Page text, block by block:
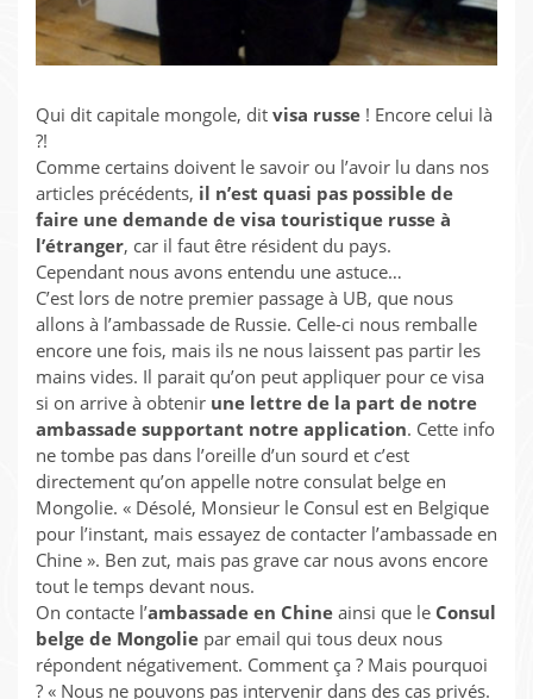
Qui dit capitale mongole, dit visa russe ! Encore celui là
?!
Comme certains doivent le savoir ou l’avoir lu dans nos
articles précédents, il n’est quasi pas possible de
faire une demande de visa touristique russe à
l’étranger, car il faut être résident du pays.
Cependant nous avons entendu une astuce…
C’est lors de notre premier passage à UB, que nous
allons à l’ambassade de Russie. Celle-ci nous remballe
encore une fois, mais ils ne nous laissent pas partir les
mains vides. Il parait qu’on peut appliquer pour ce visa
si on arrive à obtenir une lettre de la part de notre
ambassade supportant notre application. Cette info
ne tombe pas dans l’oreille d’un sourd et c’est
directement qu’on appelle notre consulat belge en
Mongolie. « Désolé, Monsieur le Consul est en Belgique
pour l’instant, mais essayez de contacter l’ambassade en
Chine ». Ben zut, mais pas grave car nous avons encore
tout le temps devant nous.
On contacte l’ambassade en Chine ainsi que le Consul
belge de Mongolie par email qui tous deux nous
répondent négativement. Comment ça ? Mais pourquoi
? « Nous ne pouvons pas intervenir dans des cas privés.